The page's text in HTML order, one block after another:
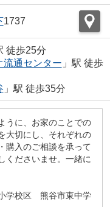
1737
徒歩25分
流通センター 」駅 徒歩
」駅 徒歩35分
うに、お家のことでの
大切にし、それぞれの
購入のご相談を承って
くださいませ。一緒に
校区 熊谷市東中学